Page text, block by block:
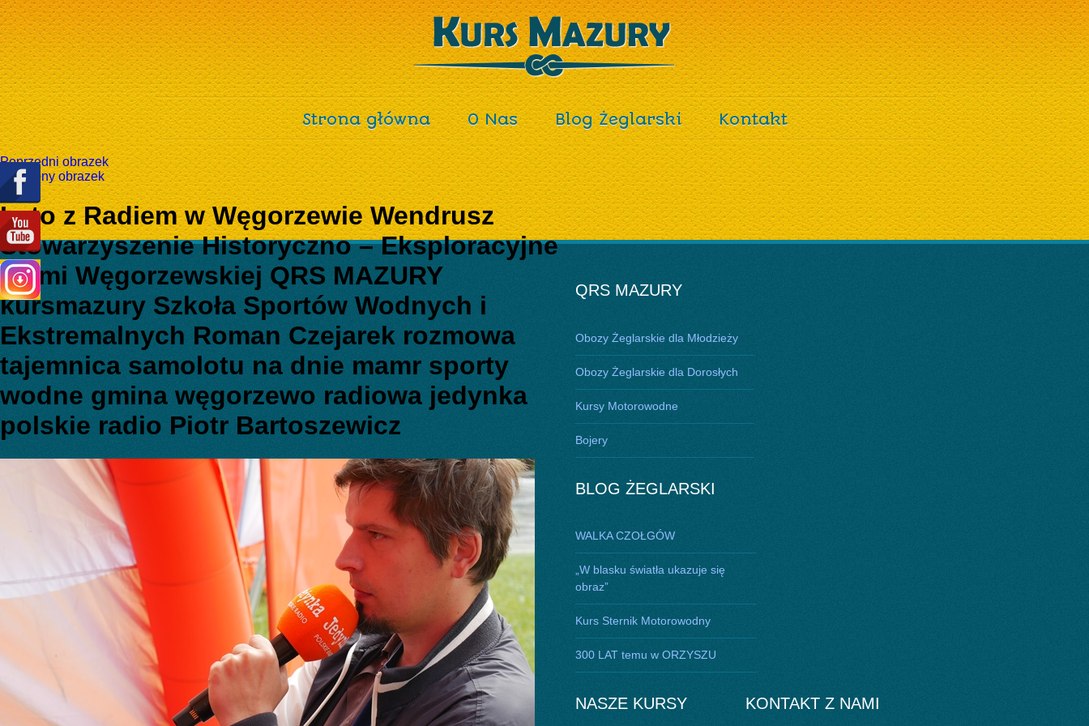
Strona główna O Nas Blog Żeglarski Kontakt
Poprzedni obrazek
Następny obrazek
Lato z Radiem w Węgorzewie Wendrusz
Stowarzyszenie Historyczno – Eksploracyjne
Ziemi Węgorzewskiej QRS MAZURY
kursmazury Szkoła Sportów Wodnych i
Ekstremalnych Roman Czejarek rozmowa
tajemnica samolotu na dnie mamr sporty
wodne gmina węgorzewo radiowa jedynka
polskie radio Piotr Bartoszewicz
QRS MAZURY
Obozy Żeglarskie dla Młodzieży
Obozy Żeglarskie dla Dorosłych
Kursy Motorowodne
Bojery
BLOG ŻEGLARSKI
WALKA CZOŁGÓW
„W blasku światła ukazuje się
obraz”
Kurs Sternik Motorowodny
300 LAT temu w ORZYSZU
NASZE KURSY KONTAKT Z NAMI